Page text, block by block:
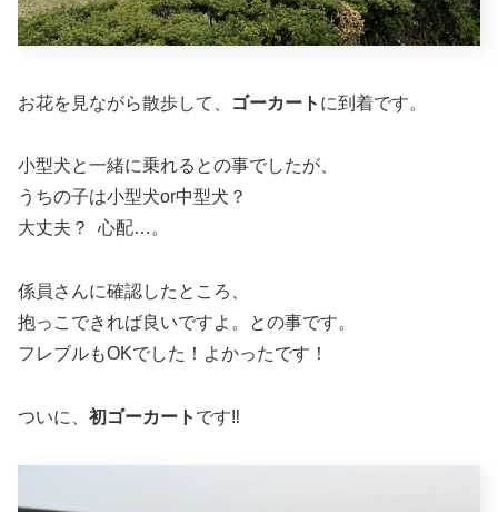
お花を見ながら散歩して、 ゴーカート に到着です。
小型犬と一緒に乗れるとの事でしたが、
うちの子は小型犬or中型犬？
大丈夫？ 心配…。
係員さんに確認したところ、
抱っこできれば良いですよ。との事です。
フレブルもOKでした！よかったです！
ついに、 初ゴーカート です‼︎